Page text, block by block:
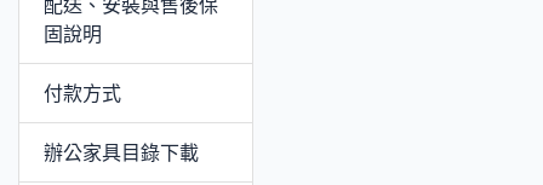
固說明
付款方式
辦公家具目錄下載